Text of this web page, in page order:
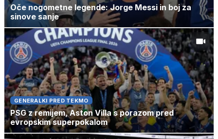
Oče nogometne legende: Jorge Messi in boj za
sinove sanje
GENERALKI PRED TEKMO
PSG z remijem, Aston Villa s porazom pred
evropskim superpokalom